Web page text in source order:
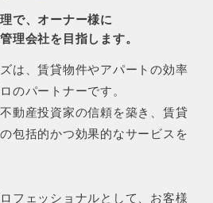
で、オーナー様に
理会社を目指します。
は、賃貸物件やアパートの効率
のパートナーです。
動産投資家の信頼を築き、賃貸
包括的かつ効果的なサービスを
フェッショナルとして、お客様